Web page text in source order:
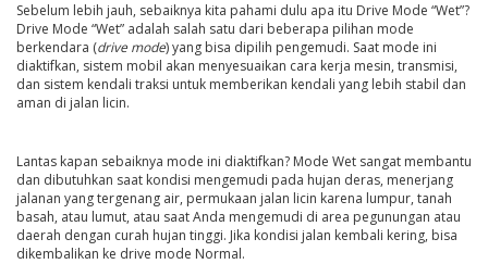
Sebelum lebih jauh, sebaiknya kita pahami dulu apa itu Drive Mode “Wet”?
Drive Mode “Wet” adalah salah satu dari beberapa pilihan mode
berkendara (drive mode) yang bisa dipilih pengemudi. Saat mode ini
diaktifkan, sistem mobil akan menyesuaikan cara kerja mesin, transmisi,
dan sistem kendali traksi untuk memberikan kendali yang lebih stabil dan
aman di jalan licin.
Lantas kapan sebaiknya mode ini diaktifkan? Mode Wet sangat membantu
dan dibutuhkan saat kondisi mengemudi pada hujan deras, menerjang
jalanan yang tergenang air, permukaan jalan licin karena lumpur, tanah
basah, atau lumut, atau saat Anda mengemudi di area pegunungan atau
daerah dengan curah hujan tinggi. Jika kondisi jalan kembali kering, bisa
dikembalikan ke drive mode Normal.